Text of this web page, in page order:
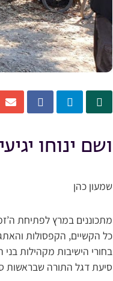
ושם ינוחו
שמעון כהן
מתכוננים במרץ לפתיחת
כל הקשיים, הקפסולות
בחורי הישיבות מקהילות
סיעת דגל התורה שבראשות